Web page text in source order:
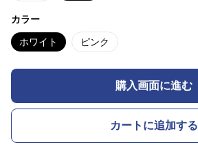
カラー
ホワイト ピンク
購入画面に進む
カートに追加する